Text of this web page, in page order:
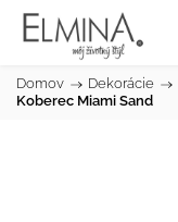
Domov / Dekorácie /
Koberec Miami Sand